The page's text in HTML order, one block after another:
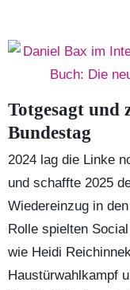
Totgesagt und
Bundestag
2024 lag die Linke
und schaffte 2025
Wiedereinzug in
Rolle spielten
wie Heidi
Haustürwahlkampf